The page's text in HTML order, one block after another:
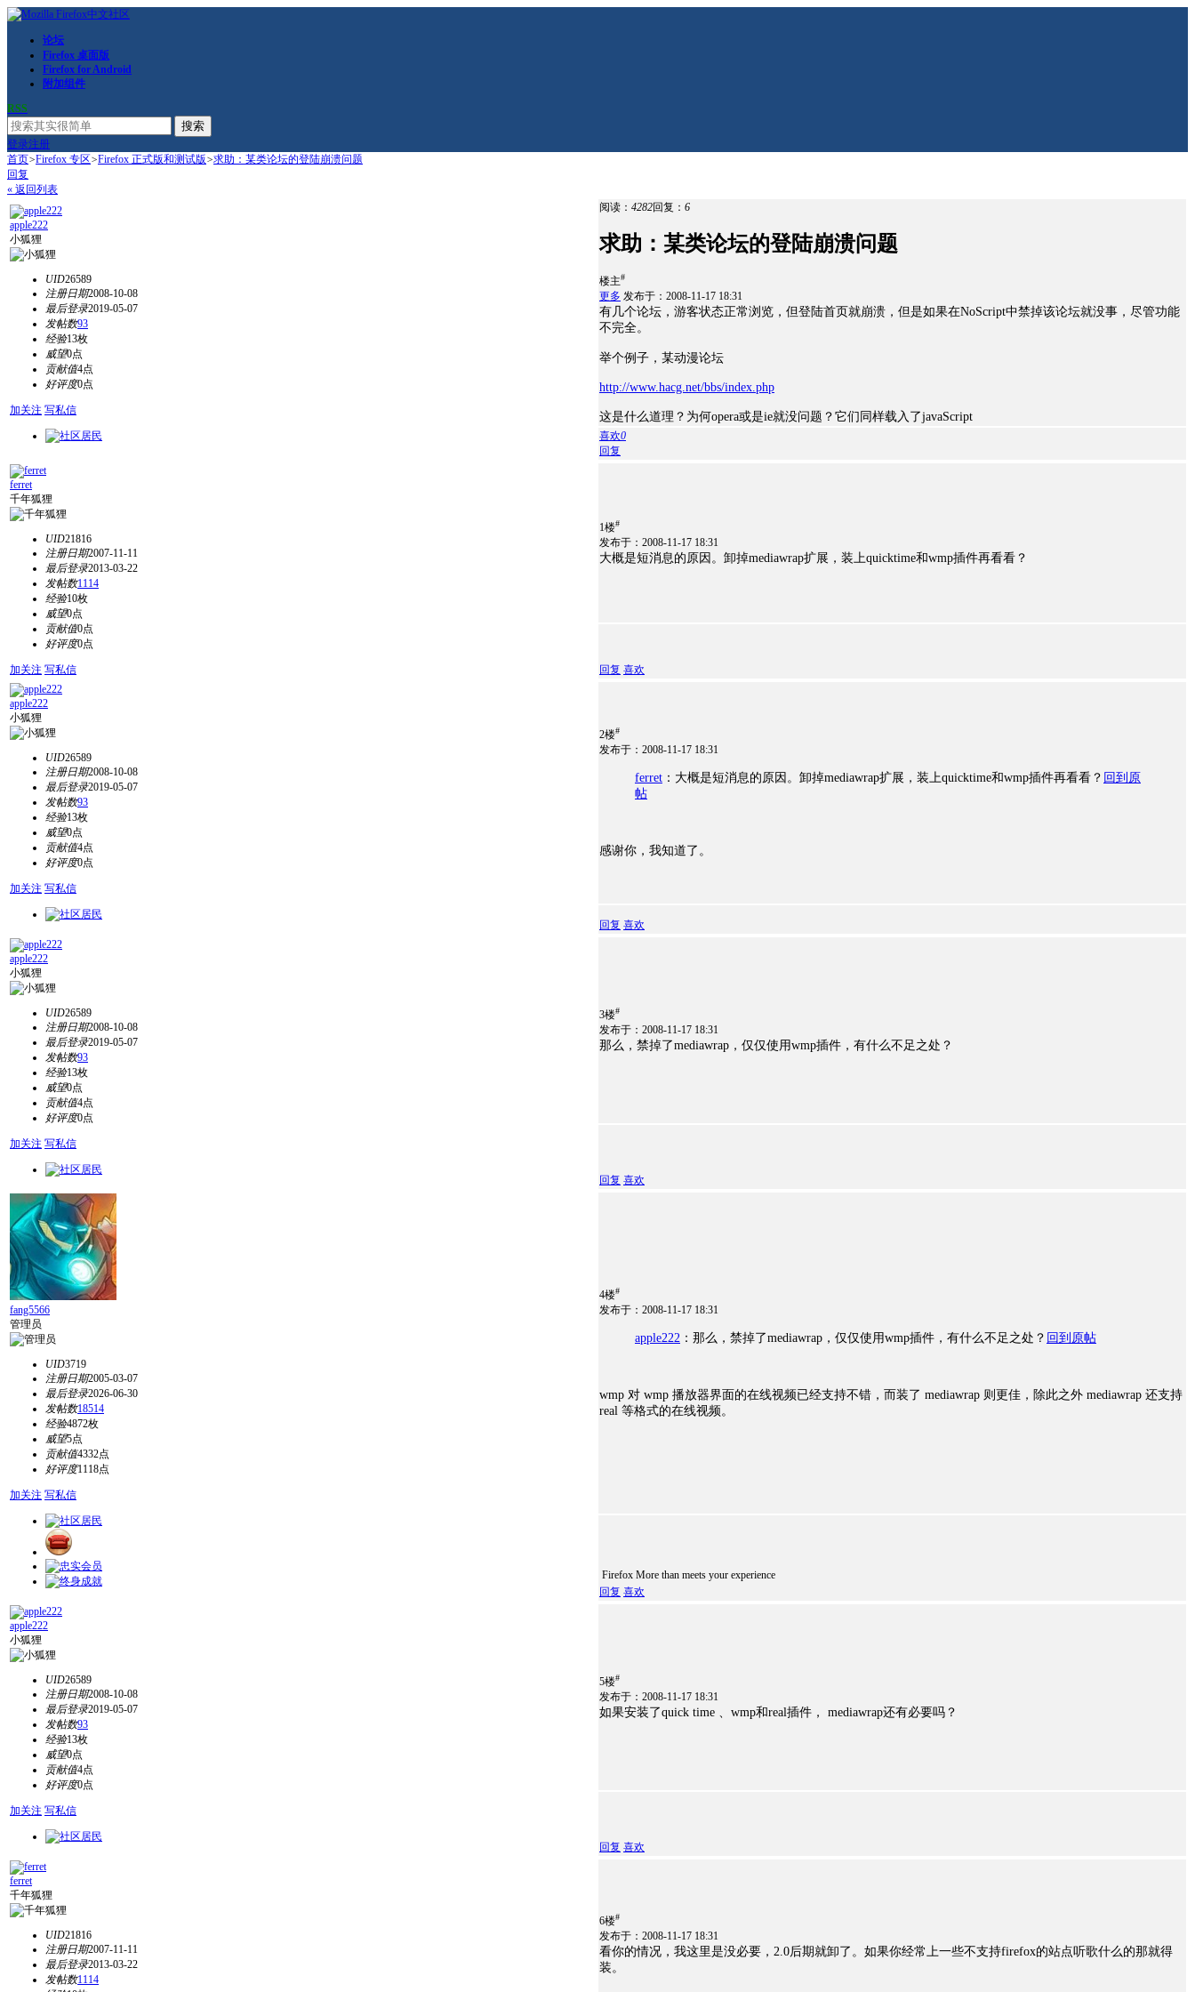
论坛
Firefox 桌面版
Firefox for Android
附加组件
RSS
搜索
登录注册
首页>Firefox 专区>Firefox 正式版和测试版>求助：某类论坛的登陆崩溃问题
回复
« 返回列表
apple222
小狐狸
UID26589
注册日期2008-10-08
最后登录2019-05-07
发帖数93
经验13枚
威望0点
贡献值4点
好评度0点
加关注 写私信
阅读： 4282回复： 6
求助：某类论坛的登陆崩溃问题
楼主#
更多 发布于：2008-11-17 18:31
有几个论坛，游客状态正常浏览，但登陆首页就崩溃，但是如果在NoScript中禁掉该论坛就没事，尽管功能
不完全。
举个例子，某动漫论坛
http://www.hacg.net/bbs/index.php
这是什么道理？为何opera或是ie就没问题？它们同样载入了javaScript
喜欢0
回复
ferret
千年狐狸
UID21816
注册日期2007-11-11
最后登录2013-03-22
发帖数1114
经验10枚
威望0点
贡献值0点
好评度0点
加关注 写私信
1楼#
发布于：2008-11-17 18:31
大概是短消息的原因。卸掉mediawrap扩展，装上quicktime和wmp插件再看看？
回复 喜欢
apple222
小狐狸
UID26589
注册日期2008-10-08
最后登录2019-05-07
发帖数93
经验13枚
威望0点
贡献值4点
好评度0点
加关注 写私信
2楼#
发布于：2008-11-17 18:31
ferret ：大概是短消息的原因。卸掉mediawrap扩展，装上quicktime和wmp插件再看看？ 回到原
帖
感谢你，我知道了。
回复 喜欢
apple222
小狐狸
UID26589
注册日期2008-10-08
最后登录2019-05-07
发帖数93
经验13枚
威望0点
贡献值4点
好评度0点
加关注 写私信
3楼#
发布于：2008-11-17 18:31
那么，禁掉了mediawrap，仅仅使用wmp插件，有什么不足之处？
回复 喜欢
fang5566
管理员
UID3719
注册日期2005-03-07
最后登录2026-06-30
发帖数18514
经验4872枚
威望5点
贡献值4332点
好评度1118点
加关注 写私信
4楼#
发布于：2008-11-17 18:31
apple222 ：那么，禁掉了mediawrap，仅仅使用wmp插件，有什么不足之处？ 回到原帖
wmp 对 wmp 播放器界面的在线视频已经支持不错，而装了 mediawrap 则更佳，除此之外 mediawrap 还支持
real 等格式的在线视频。
Firefox More than meets your experience
回复 喜欢
apple222
小狐狸
UID26589
注册日期2008-10-08
最后登录2019-05-07
发帖数93
经验13枚
威望0点
贡献值4点
好评度0点
加关注 写私信
5楼#
发布于：2008-11-17 18:31
如果安装了quick time 、wmp和real插件， mediawrap还有必要吗？
回复 喜欢
ferret
千年狐狸
UID21816
注册日期2007-11-11
最后登录2013-03-22
发帖数1114
6楼#
发布于：2008-11-17 18:31
看你的情况，我这里是没必要，2.0后期就卸了。如果你经常上一些不支持firefox的站点听歌什么的那就得
装。